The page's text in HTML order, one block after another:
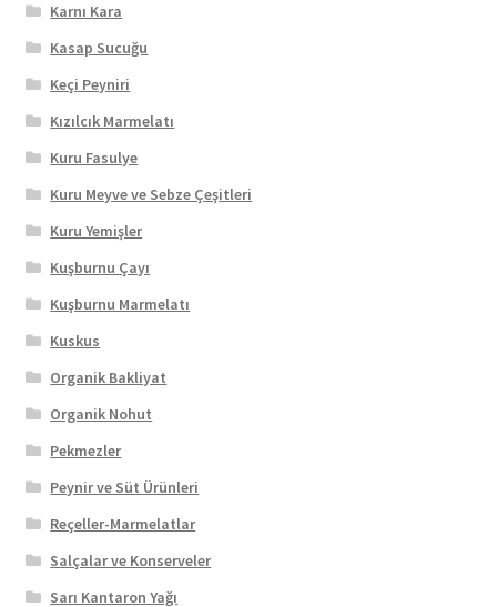
Karnı Kara
Kasap Sucuğu
Keçi Peyniri
Kızılcık Marmelatı
Kuru Fasulye
Kuru Meyve ve Sebze Çeşitleri
Kuru Yemişler
Kuşburnu Çayı
Kuşburnu Marmelatı
Kuskus
Organik Bakliyat
Organik Nohut
Pekmezler
Peynir ve Süt Ürünleri
Reçeller-Marmelatlar
Salçalar ve Konserveler
Sarı Kantaron Yağı